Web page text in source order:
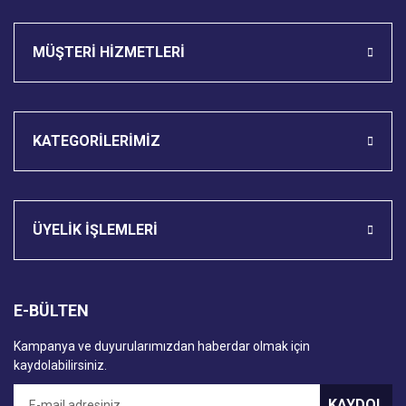
MÜŞTERİ HİZMETLERİ
KATEGORİLERİMİZ
ÜYELİK İŞLEMLERİ
E-BÜLTEN
Kampanya ve duyurularımızdan haberdar olmak için
kaydolabilirsiniz.